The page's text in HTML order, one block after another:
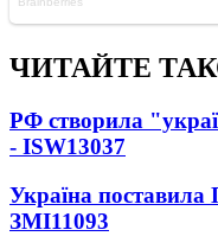
ЧИТАЙТЕ
РФ створила
- ISW13037
Україна поставила
ЗМІ11093